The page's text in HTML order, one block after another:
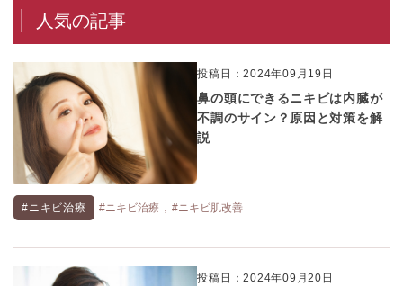
人気の記事
投稿日：2024年09月19日
鼻の頭にできるニキビは内臓が
不調のサイン？原因と対策を解
説
#ニキビ治療 #ニキビ治療 , #ニキビ肌改善
投稿日：2024年09月20日